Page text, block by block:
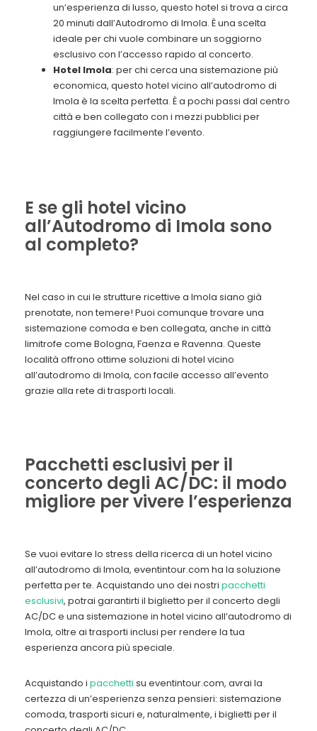
un’esperienza di lusso, questo hotel si trova a circa
20 minuti dall’Autodromo di Imola. È una scelta
ideale per chi vuole combinare un soggiorno
esclusivo con l’accesso rapido al concerto.
Hotel Imola: per chi cerca una sistemazione più
economica, questo hotel vicino all’autodromo di
Imola è la scelta perfetta. È a pochi passi dal centro
città e ben collegato con i mezzi pubblici per
raggiungere facilmente l’evento.
E se gli hotel vicino
all’Autodromo di Imola sono
al completo?
Nel caso in cui le strutture ricettive a Imola siano già
prenotate, non temere! Puoi comunque trovare una
sistemazione comoda e ben collegata, anche in città
limitrofe come Bologna, Faenza e Ravenna. Queste
località offrono ottime soluzioni di hotel vicino
all’autodromo di Imola, con facile accesso all’evento
grazie alla rete di trasporti locali.
Pacchetti esclusivi per il
concerto degli AC/DC: il modo
migliore per vivere l’esperienza
Se vuoi evitare lo stress della ricerca di un hotel vicino
all’autodromo di Imola, eventintour.com ha la soluzione
perfetta per te. Acquistando uno dei nostri pacchetti
esclusivi, potrai garantirti il biglietto per il concerto degli
AC/DC e una sistemazione in hotel vicino all’autodromo di
Imola, oltre ai trasporti inclusi per rendere la tua
esperienza ancora più speciale.
Acquistando i pacchetti su eventintour.com, avrai la
certezza di un’esperienza senza pensieri: sistemazione
comoda, trasporti sicuri e, naturalmente, i biglietti per il